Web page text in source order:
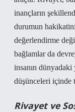
inançların
durumun
değerlendirme
bağlamlar da
insanın dünyadaki
düşünceleri içinde
Rivayet ve